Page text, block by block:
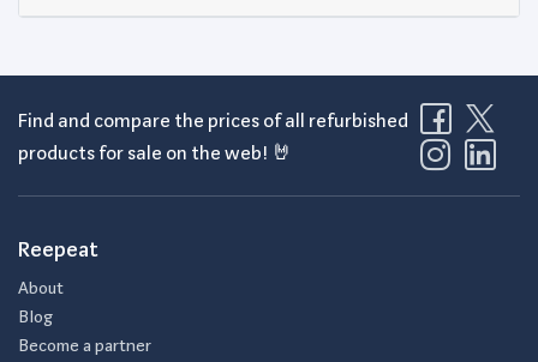
Find and compare the prices of all refurbished
products for sale on the web! 🤘
Reepeat
About
Blog
Become a partner